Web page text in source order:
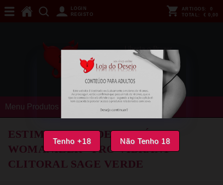
Tenho +18 Não Tenho 18
LOGIN
REGISTO
ARTIGOS:
0
TOTAL: € 0,00
Menu Produtos
ESTIMULADOR DE CLITÓRIS
WOMANIZER - PRO VIBRANT
CLITORAL SAGE VERDE